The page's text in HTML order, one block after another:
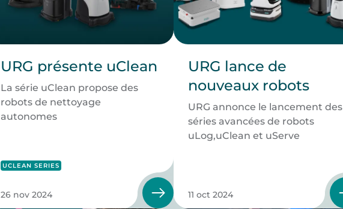
URG présente uClean
La série uClean propose des
robots de nettoyage
autonomes
UCLEAN SERIES
26 nov 2024
URG lance de
nouveaux robots
URG annonce le lancement des
séries avancées de robots
uLog,uClean et uServe
11 oct 2024